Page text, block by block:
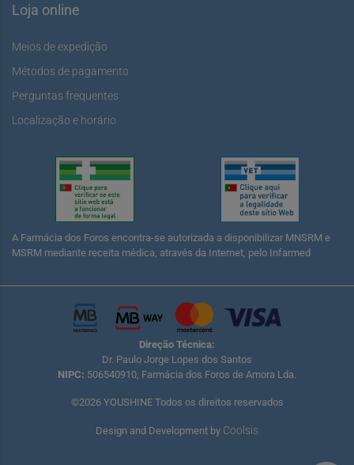
Loja online
Meios de expedição
Métodos de pagamento
Perguntas frequentes
Localização e horário
A Farmácia dos Foros encontra-se autorizada a disponibilizar MNSRM e
MSRM mediante receita médica, através da Internet, pelo Infarmed
Direção Técnica:
Dr. Paulo Jorge Lopes dos Santos
NIPC: 506540910, Farmácia dos Foros de Amora Lda.
©2026 YOUSHINE Todos os direitos reservados
Design and Development by Coolsis